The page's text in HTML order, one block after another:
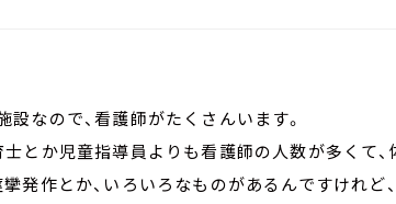
なので、看護師がたくさんいます。
士とか児童指導員よりも看護師の人数が多くて、
発作とか、いろいろなものがあるんですけれど